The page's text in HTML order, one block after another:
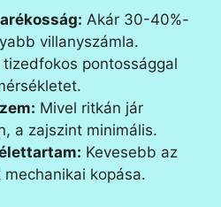
Akár 30-40%-
villanyszámla.
tizedfokos pontossággal
Mivel ritkán jár
a zajszint minimális.
Kevesebb az
mechanikai kopása.